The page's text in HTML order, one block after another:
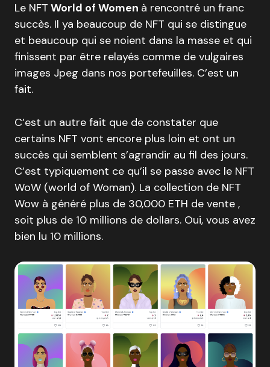
Le NFT World of Women à rencontré un franc
succès. Il ya beaucoup de NFT qui se distingue
et beaucoup qui se noient dans la masse et qui
finissent par être relayés comme de vulgaires
images Jpeg dans nos portefeuilles. C’est un
fait.
C’est un autre fait que de constater que
certains NFT vont encore plus loin et ont un
succès qui semblent s’agrandir au fil des jours.
C’est typiquement ce qu’il se passe avec le NFT
WoW (world of Woman). La collection de NFT
Wow à généré plus de 30,000 ETH de vente ,
soit plus de 10 millions de dollars. Oui, vous avez
bien lu 10 millions.